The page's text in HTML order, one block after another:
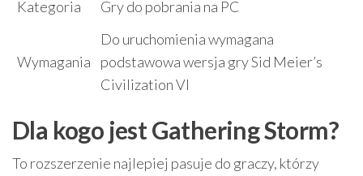
Kategoria
Gry do pobrania na PC
Wymagania
Do uruchomienia wymagana
podstawowa wersja gry Sid Meier’s
Civilization VI
Dla kogo jest Gathering Storm?
To rozszerzenie najlepiej pasuje do graczy, którzy